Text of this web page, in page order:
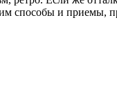
способы и